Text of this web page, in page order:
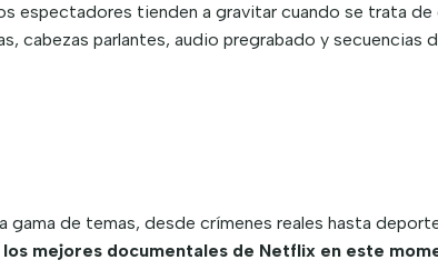
espectadores tienden a gravitar cuando se trata de
cabezas parlantes, audio pregrabado y secuencias
de temas, desde crímenes reales hasta
mejores documentales de Netflix en este